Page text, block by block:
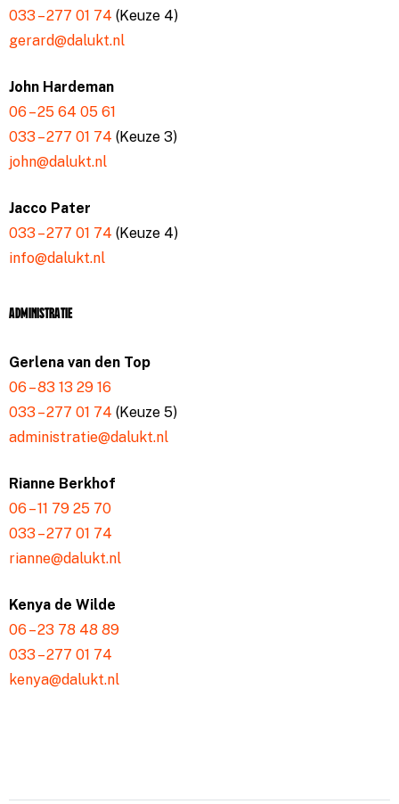
033 – 277 01 74 (Keuze 4)
gerard@dalukt.nl
John Hardeman
06 – 25 64 05 61
033 – 277 01 74 (Keuze 3)
john@dalukt.nl
Jacco Pater
033 – 277 01 74 (Keuze 4)
info@dalukt.nl
Administratie
Gerlena van den Top
06 – 83 13 29 16
033 – 277 01 74 (Keuze 5)
administratie@dalukt.nl
Rianne Berkhof
06 – 11 79 25 70
033 – 277 01 74
rianne@dalukt.nl
Kenya de Wilde
06 – 23 78 48 89
033 – 277 01 74
kenya@dalukt.nl